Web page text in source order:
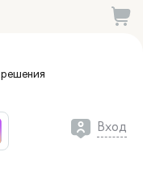
решения
Вход